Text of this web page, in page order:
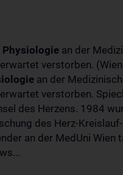
Physiologie an der
verstorben.
an der
verstorben.
des Herzens. 1984
des Herz-
an der MedUni Wien